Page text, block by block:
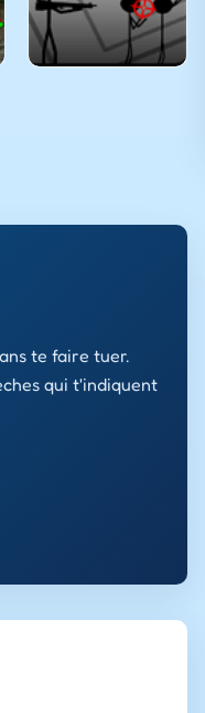
te faire tuer.
qui t'indiquent